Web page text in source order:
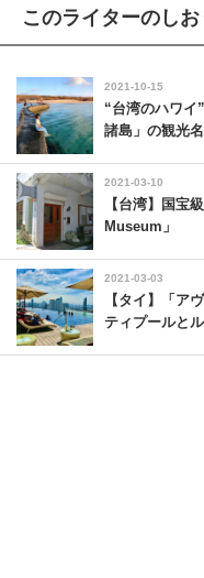
このライターのしお
2021-10-15
“台湾のハワイ
諸島」の観光
2021-03-10
【台湾】国宝
Museum」
2021-03-03
【タイ】「ア
ティプールと